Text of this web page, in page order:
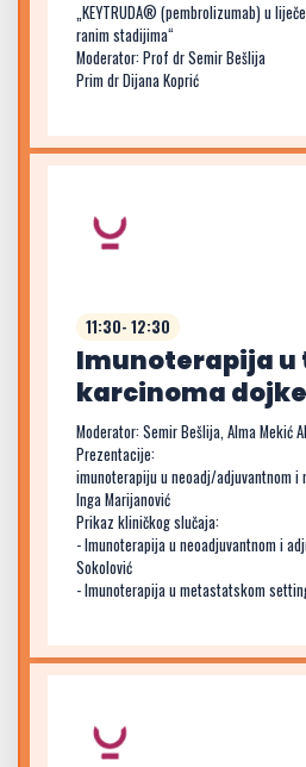
„KEYTRUDA® (pembrolizumab) u
ranim stadijima“
Moderator: Prof dr Semir Bešlija
Prim dr Dijana Koprić
11:30- 12:30
Imunoterapija
karcinoma dojke
Moderator: Semir Bešlija, Alma Mekić
Prezentacije:
imunoterapiju u neoadj/adjuvantnom
Inga Marijanović
Prikaz kliničkog slučaja:
- Imunoterapija u neoadjuvantnom i
Sokolović
- Imunoterapija u metastatskom